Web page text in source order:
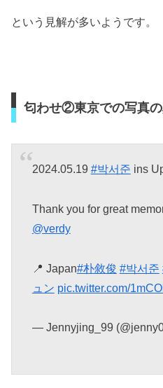
という見解が多いようです。
匂わせ②東京での写真の
2024.05.19 #박서준 ins
Thank you for great
@verdy
📍 Japan#朴敘俊 #박서준
ュン pic.twitter.com/
— Jennyjing_99